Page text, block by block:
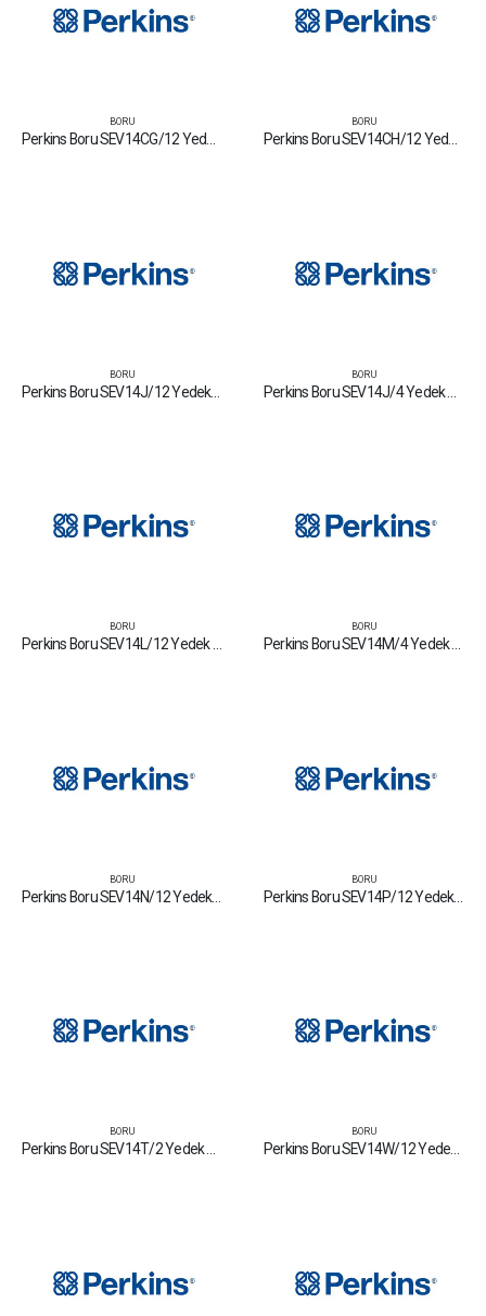
BORU BORU
BORU
Perkins Boru SEV14J/12 Yedek Parça Fiyat Tamir Bakım Satan Firmalar
BORU
BORU BORU
BORU
Perkins Boru SEV14N/12 Yedek Parça Fiyat Tamir Bakım Satan Firmalar
BORU
Perkins Boru SEV14P/12 Yedek Parça Fiyat Tamir Bakım Satan Firmalar
BORU
Perkins Boru SEV14T/2 Yedek Parça Fiyat Tamir Bakım Satan Firmalar
BORU
Perkins Boru SEV14W/12 Yedek Parça Fiyat Tamir Bakım Satan Firmalar